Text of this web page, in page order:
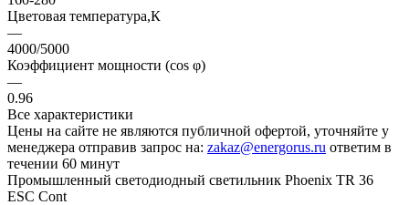
Цветовая температура,К
—
4000/5000
Коэффициент мощности (cos φ)
—
0.96
Все характеристики
Цены на сайте не являются публичной офертой, уточняйте у
менеджера отправив запрос на: zakaz@energorus.ru ответим в
течении 60 минут
Промышленный светодиодный светильник Phoenix TR 36
ESC Cont